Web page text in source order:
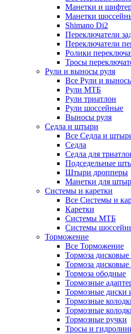
Манетки и
Манетки
Shimano Di2
Переключатели
Переключатели
Ролики
Тросы
Рули и выносы руля
Все Рули и
Рули МТБ
Рули триатлон
Рули шоссейные
Выносы руля
Седла и штыри
Все Седла и
Седла
Седла для
Подседельные
Штыри дропперы
Манетки для
Системы и каретки
Все Системы и
Каретки
Системы МТБ
Системы
Торможение
Все Торможение
Тормоза
Тормоза
Тормоза ободные
Тормозные
Тормозные диски
Тормозные
Тормозные
Тормозные ручки
Тросы и